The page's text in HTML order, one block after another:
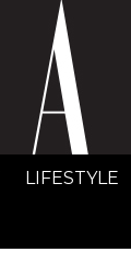
LIFESTYLE